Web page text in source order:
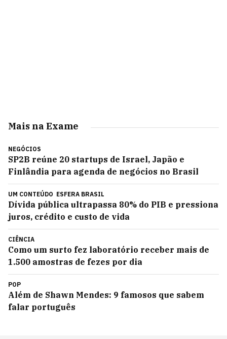
Mais na Exame
NEGÓCIOS
SP2B reúne 20 startups de Israel, Japão e
Finlândia para agenda de negócios no Brasil
UM CONTEÚDO ESFERA BRASIL
Dívida pública ultrapassa 80% do PIB e pressiona
juros, crédito e custo de vida
CIÊNCIA
Como um surto fez laboratório receber mais de
1.500 amostras de fezes por dia
POP
Além de Shawn Mendes: 9 famosos que sabem
falar português